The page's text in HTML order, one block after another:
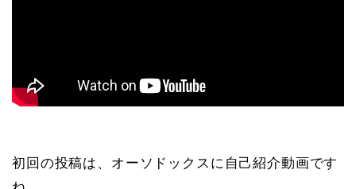
初回の投稿は、オーソドックスに自己紹介動画です